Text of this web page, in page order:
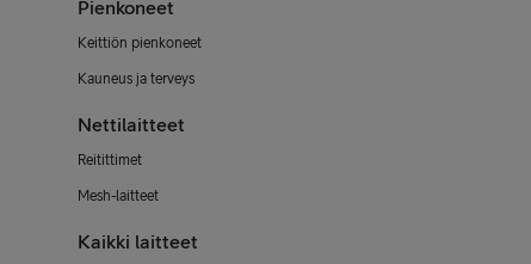
Pienkoneet
Keittiön pienkoneet
Kauneus ja terveys
Nettilaitteet
Reitittimet
Mesh-laitteet
Kaikki laitteet